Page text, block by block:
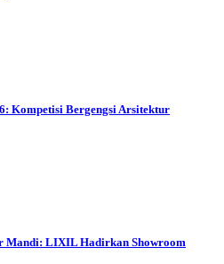
Kompetisi Bergengsi Arsitektur
Mandi: LIXIL Hadirkan Showroom